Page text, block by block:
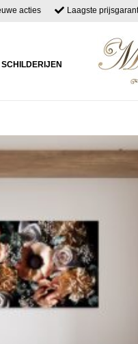
acties Laagste
SCHILDERIJEN